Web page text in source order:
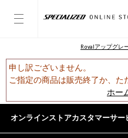
Rovalアップグレ
申し訳ございません。
ご指定の商品は販売終了か、た
ホー
オンラインストアカスタマーサー